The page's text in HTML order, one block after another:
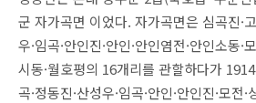
군 자가곡면 이었다. 자가곡면은 심곡진·
우·임곡·안인진·안인·안인염전·안인소동·
시동·월호평의 16개리를 관할하다가
곡·정동진·산성우·임곡·안인·안인진·모전